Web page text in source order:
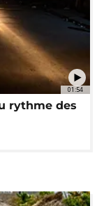
01:54
rythme des